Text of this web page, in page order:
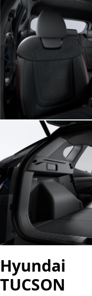
Hyundai
TUCSON